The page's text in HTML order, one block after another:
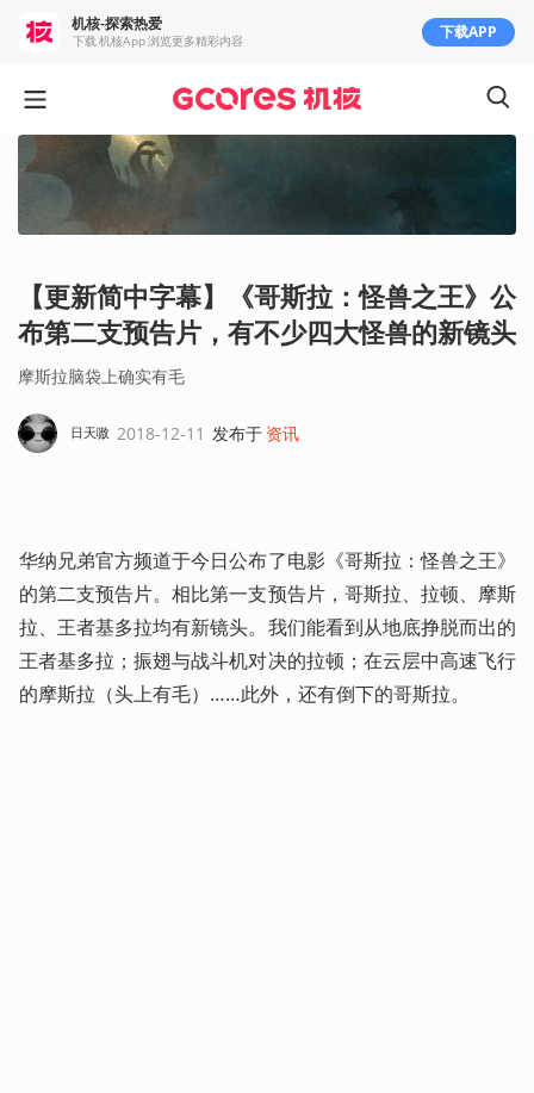
【更新简中字幕】《哥斯拉：怪兽之王》公
布第二支预告片，有不少四大怪兽的新镜头
摩斯拉脑袋上确实有毛
日天嗷 2018-12-11 发布于 资讯
华纳兄弟官方频道于今日公布了电影《哥斯拉：怪兽之王》
的第二支预告片。相比第一支预告片，哥斯拉、拉顿、摩斯
拉、王者基多拉均有新镜头。我们能看到从地底挣脱而出的
王者基多拉；振翅与战斗机对决的拉顿；在云层中高速飞行
的摩斯拉（头上有毛）……此外，还有倒下的哥斯拉。
机核-探索热爱
下载 机核App 浏览更多精彩内容 下载APP